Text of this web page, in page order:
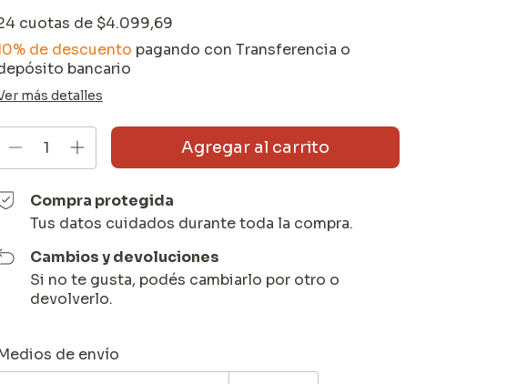
cuotas de $4.099,69
de descuento pagando con Transferencia o
bancario
más detalles
Compra protegida
Tus datos cuidados durante toda la compra.
Cambios y devoluciones
Si no te gusta, podés cambiarlo por otro o
devolverlo.
para el CP:
de envío